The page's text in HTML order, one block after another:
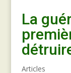
La
Articles